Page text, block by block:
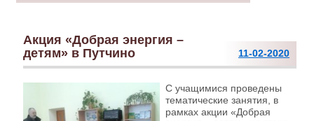
Акция «Добрая энергия –
детям» в Путчино
11-02-2020
С учащимися проведены
тематические занятия, в
рамках акции «Добрая